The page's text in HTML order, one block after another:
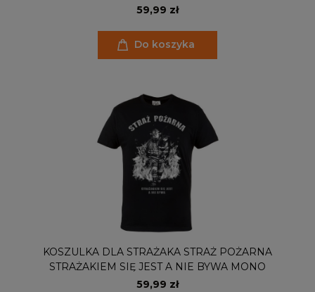
59,99 zł
Do koszyka
KOSZULKA DLA STRAŻAKA STRAŻ POŻARNA
STRAŻAKIEM SIĘ JEST A NIE BYWA MONO
59,99 zł